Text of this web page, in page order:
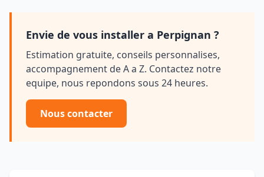
Envie de vous installer a Perpignan ?
Estimation gratuite, conseils personnalises,
accompagnement de A a Z. Contactez notre
equipe, nous repondons sous 24 heures.
Nous contacter